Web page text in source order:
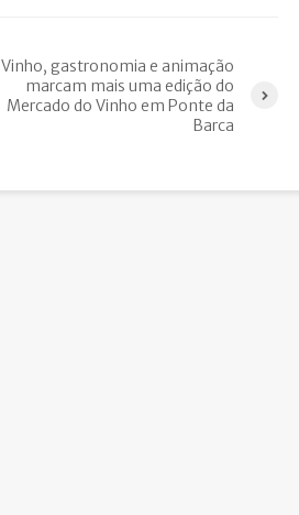
Vinho, gastronomia e animação
marcam mais uma edição do
Mercado do Vinho em Ponte da
Barca